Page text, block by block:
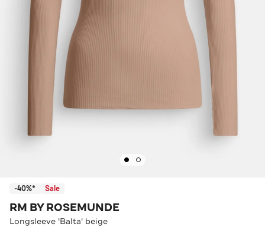
-40%* Sale
RM BY ROSEMUNDE
Longsleeve 'Balta' beige